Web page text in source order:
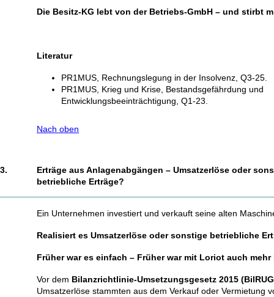
Die Besitz-KG lebt von der Betriebs-GmbH – und stirbt
Literatur
PR1MUS, Rechnungslegung in der Insolvenz, Q3-25.
PR1MUS, Krieg und Krise, Bestandsgefährdung und
Entwicklungsbeeinträchtigung, Q1-23.
Nach oben
3.
Erträge aus Anlagenabgängen – Umsatzerlöse oder
betriebliche Erträge?
Ein Unternehmen investiert und verkauft seine alten
Realisiert es Umsatzerlöse oder sonstige betriebliche
Früher war es einfach – Früher war mit Loriot auch mehr
Vor dem Bilanzrichtlinie-Umsetzungsgesetz 2015
Umsatzerlöse stammten aus dem Verkauf oder Vermietung